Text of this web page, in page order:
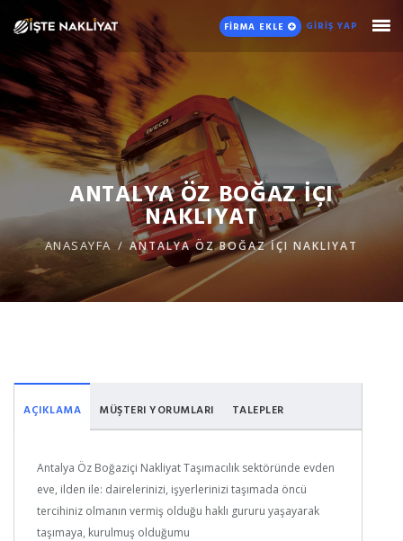
FİRMA EKLE GİRİŞ YAP
ANTALYA ÖZ BOĞAZ İÇI
NAKLIYAT
ANASAYFA ANTALYA ÖZ BOĞAZ İÇI NAKLIYAT
AÇIKLAMA MÜŞTERI YORUMLARI TALEPLER
Antalya Öz Boğaziçi Nakliyat Taşımacılık sektöründe evden
eve, ilden ile: dairelerinizi, işyerlerinizi taşımada öncü
tercihiniz olmanın vermiş olduğu haklı gururu yaşayarak
taşımaya, kurulmuş olduğumu